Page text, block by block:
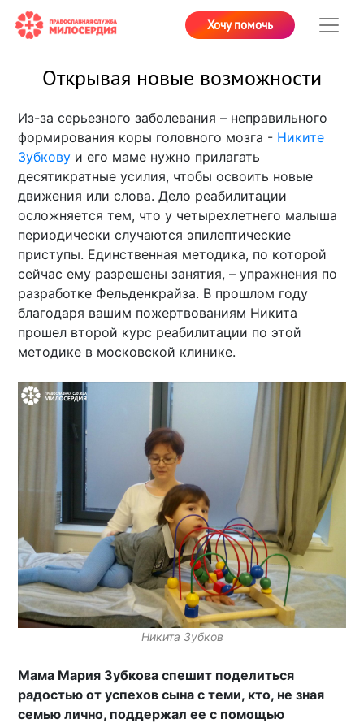
Хочу помочь
Открывая новые возможности
Из-за серьезного заболевания – неправильного
формирования коры головного мозга - Никите
Зубкову и его маме нужно прилагать
десятикратные усилия, чтобы освоить новые
движения или слова. Дело реабилитации
осложняется тем, что у четырехлетнего малыша
периодически случаются эпилептические
приступы. Единственная методика, по которой
сейчас ему разрешены занятия, – упражнения по
разработке Фельденкрайза. В прошлом году
благодаря вашим пожертвованиям Никита
прошел второй курс реабилитации по этой
методике в московской клинике.
Никита Зубков
Мама Мария Зубкова спешит поделиться
радостью от успехов сына с теми, кто, не зная
семью лично, поддержал ее с помощью